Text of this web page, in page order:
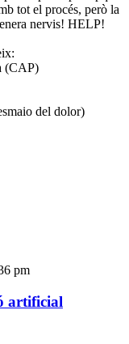
tot el procés, però la
nervis! HELP!
(CAP)
del dolor)
pm
artificial